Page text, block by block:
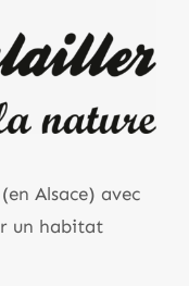
Alsace) avec
un habitat